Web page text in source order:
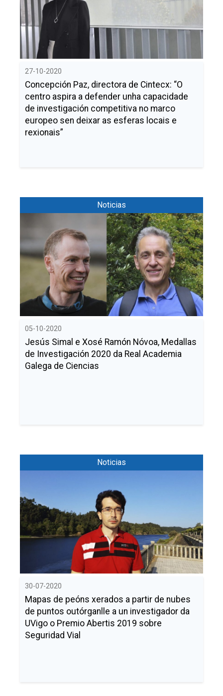
27-10-2020
Concepción Paz, directora de Cintecx: “O
centro aspira a defender unha capacidade
de investigación competitiva no marco
europeo sen deixar as esferas locais e
rexionais”
Noticias
05-10-2020
Jesús Simal e Xosé Ramón Nóvoa, Medallas
de Investigación 2020 da Real Academia
Galega de Ciencias
Noticias
30-07-2020
Mapas de peóns xerados a partir de nubes
de puntos outórganlle a un investigador da
UVigo o Premio Abertis 2019 sobre
Seguridad Vial